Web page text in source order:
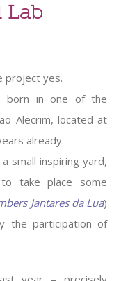
Lab
project yes.
in one of the
Alecrim, located at
already.
small inspiring yard,
take place some
Jantares da Lua)
the participation of